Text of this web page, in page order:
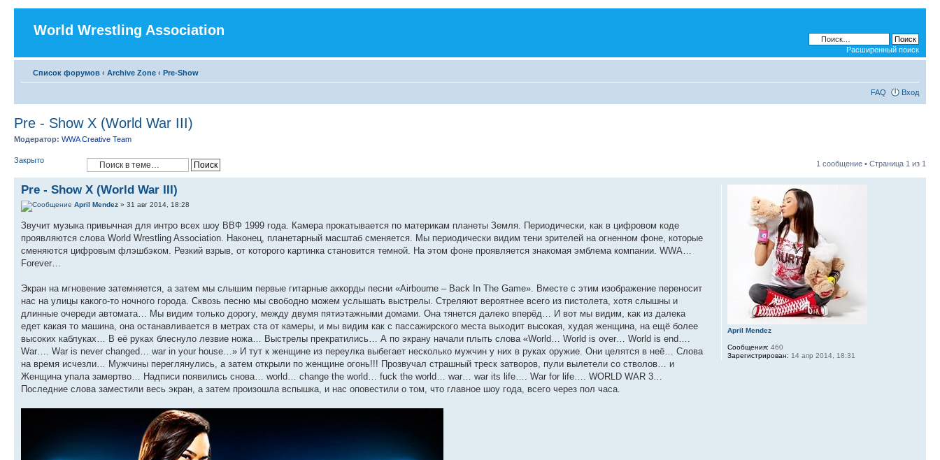
World Wrestling Association
Расширенный поиск
Список форумов ‹ Archive Zone ‹ Pre-Show
FAQ Вход
Pre - Show X (World War III)
Модератор: WWA Creative Team
Закрыто 1 сообщение • Страница 1 из 1
Pre - Show X (World War III)
April Mendez » 31 авг 2014, 18:28
Звучит музыка привычная для интро всех шоу ВВФ 1999 года. Камера прокатывается по материкам планеты Земля. Периодически, как в цифровом коде
проявляются слова World Wrestling Association. Наконец, планетарный масштаб сменяется. Мы периодически видим тени зрителей на огненном фоне, которые
сменяются цифровым флэшбэком. Резкий взрыв, от которого картинка становится темной. На этом фоне проявляется знакомая эмблема компании. WWA…
Forever…
Экран на мгновение затемняется, а затем мы слышим первые гитарные аккорды песни «Airbourne – Back In The Game». Вместе с этим изображение переносит
нас на улицы какого-то ночного города. Сквозь песню мы свободно можем услышать выстрелы. Стреляют вероятнее всего из пистолета, хотя слышны и
длинные очереди автомата… Мы видим только дорогу, между двумя пятиэтажными домами. Она тянется далеко вперёд… И вот мы видим, как из далека
едет какая то машина, она останавливается в метрах ста от камеры, и мы видим как с пассажирского места выходит высокая, худая женщина, на ещё более
высоких каблуках… В её руках блеснуло лезвие ножа… Выстрелы прекратились… А по экрану начали плыть слова «World… World is over… World is end….
War…. War is never changed… war in your house…» И тут к женщине из переулка выбегает несколько мужчин у них в руках оружие. Они целятся в неё… Слова
на время исчезли… Мужчины переглянулись, а затем открыли по женщине огонь!!! Прозвучал страшный треск затворов, пули вылетели со стволов… и
Женщина упала замертво… Надписи появились снова… world… change the world… fuck the world… war… war its life…. War for life…. WORLD WAR 3…
Последние слова заместили весь экран, а затем произошла вспышка, и нас оповестили о том, что главное шоу года, всего через пол часа.
April Mendez
Сообщения: 460
Зарегистрирован: 14 апр 2014, 18:31